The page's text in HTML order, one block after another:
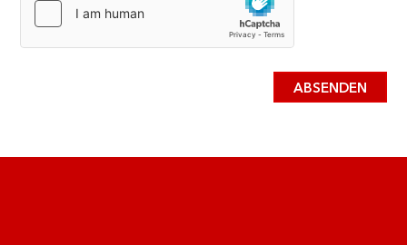
ABSENDEN